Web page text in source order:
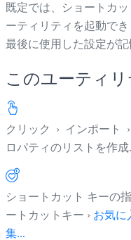
既定では、ショートカッ
ーティリティを起動でき
最後に使用した設定が記
このユーティ
クリック › インポート ›
ロパティのリストを作成
ショートカット キーの
ートカットキー › お気に
集...